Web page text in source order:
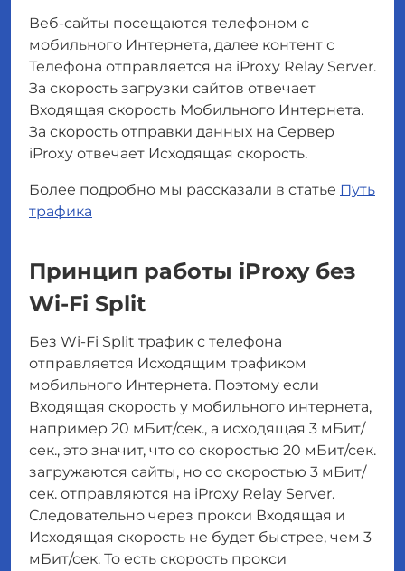
Веб-сайты посещаются телефоном с
мобильного Интернета, далее контент с
Телефона отправляется на iProxy Relay Server.
За скорость загрузки сайтов отвечает
Входящая скорость Мобильного Интернета.
За скорость отправки данных на Сервер
iProxy отвечает Исходящая скорость.
Более подробно мы рассказали в статье Путь
трафика
Принцип работы iProxy без
Wi-Fi Split
Без Wi-Fi Split трафик с телефона
отправляется Исходящим трафиком
мобильного Интернета. Поэтому если
Входящая скорость у мобильного интернета,
например 20 мБит/сек., а исходящая 3 мБит/
сек., это значит, что со скоростью 20 мБит/сек.
загружаются сайты, но со скоростью 3 мБит/
сек. отправляются на iProxy Relay Server.
Следовательно через прокси Входящая и
Исходящая скорость не будет быстрее, чем 3
мБит/сек. То есть скорость прокси